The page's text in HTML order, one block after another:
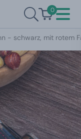
0
- schwarz, mit rotem